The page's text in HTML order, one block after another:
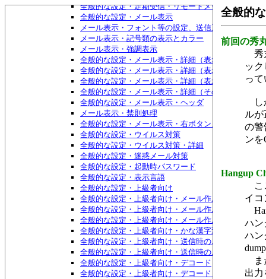
全般的な設定・定期受信・リモートメール
全般的な設定・メール表示
メール表示・フォント等の設定、送信系/受信系それ
メール表示・記号類の表示とカラー
メール表示・強調表示
全般的な設定・メール表示・詳細（表示関係）
全般的な設定・メール表示・詳細（表示関係）・も
全般的な設定・メール表示・詳細（表示関係）・も
全般的な設定・メール表示・詳細（その他）
全般的な設定・メール表示・ヘッダ
メール表示・禁則処理
全般的な設定・メール表示・右ボタンメニュー
全般的な設定・ウイルス対策
全般的な設定・ウイルス対策・詳細
全般的な設定・迷惑メール対策
全般的な設定・起動時パスワード
全般的な設定・表示言語
全般的な設定・上級者向け
全般的な設定・上級者向け・メール作成
全般的な設定・上級者向け・メール作成・返信
全般的な設定・上級者向け・メール作成・自動保存
全般的な設定・上級者向け・かな漢字変換
全般的な設定・上級者向け・送信時のエンコード
全般的な設定・上級者向け・送信時のエンコード・
全般的な設定・上級者向け・デコード
全般的な設定・上級者向け・デコード・添付ファイル
全般的
前回の秀
秀
ッ
っ
し
ル
の警
ン
Hangup
こ
イコ
ハン
ハン
ま
出